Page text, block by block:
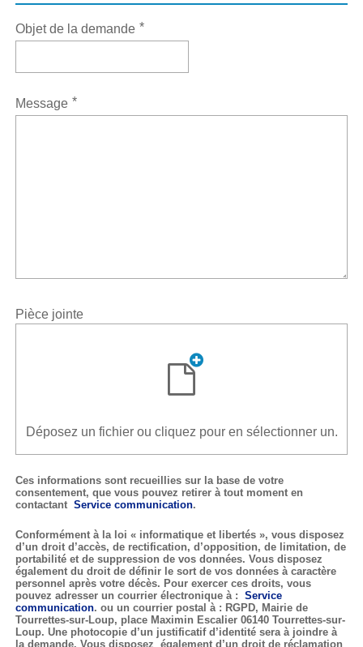
Objet de la demande *
Message *
Pièce jointe
Déposez un fichier ou cliquez pour en sélectionner un.
Ces informations sont recueillies sur la base de votre
consentement, que vous pouvez retirer à tout moment en
contactant Service communication.
Conformément à la loi « informatique et libertés », vous disposez
d’un droit d’accès, de rectification, d’opposition, de limitation, de
portabilité et de suppression de vos données. Vous disposez
également du droit de définir le sort de vos données à caractère
personnel après votre décès. Pour exercer ces droits, vous
pouvez adresser un courrier électronique à :
Service
communication. ou un courrier postal à : RGPD, Mairie de
Tourrettes-sur-Loup, place Maximin Escalier 06140 Tourrettes-sur-
Loup. Une photocopie d’un justificatif d’identité sera à joindre à
la demande. Vous disposez également d’un droit de réclamation